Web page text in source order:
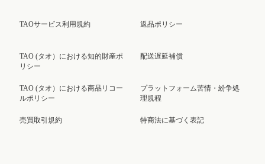
TAOサービス利用規約
TAO (タオ）における知的財産ポ
リシー
TAO (タオ）における商品リコー
ルポリシー
売買取引規約
返品ポリシー
配送遅延補償
プラットフォーム苦情・紛争処
理規程
特商法に基づく表記